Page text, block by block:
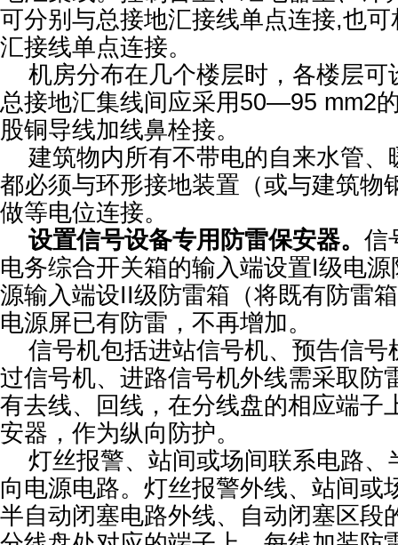
可分别与总接地汇接线单点连接,也
汇接线单点连接。
机房分布在几个楼层时，各楼层可
总接地汇集线间应采用50—95 mm2
股铜导线加线鼻栓接。
建筑物内所有不带电的自来水管、
都必须与环形接地装置（或与建筑物
做等电位连接。
设置信号设备专用防雷保安器。 信
电务综合开关箱的输入端设置I级电
源输入端设II级防雷箱（将既有防雷
电源屏已有防雷，不再增加。
信号机包括进站信号机、预告信号
过信号机、进路信号机外线需采取防
有去线、回线，在分线盘的相应端子
安器，作为纵向防护。
灯丝报警、站间或场间联系电路、
向电源电路。灯丝报警外线、站间或
半自动闭塞电路外线、自动闭塞区段